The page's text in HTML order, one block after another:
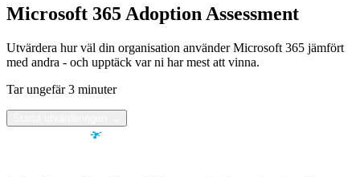
Microsoft 365 Adoption Assessment
Utvärdera hur väl din organisation använder Microsoft 365 jämfört
med andra - och upptäck var ni har mest att vinna.
Tar ungefär 3 minuter